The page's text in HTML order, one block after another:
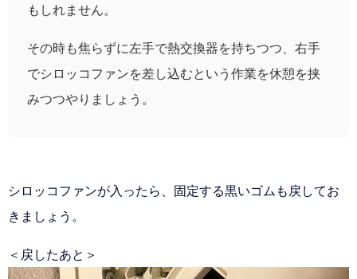
もしれません。
その時も焦らずに左手で熱交換器を持ちつつ、右手
でシロッコファンを差し込むという作業を休憩を挟
みつつやりましょう。
シロッコファンが入ったら、固定する黒いゴムも戻してお
きましょう。
＜戻したあと＞